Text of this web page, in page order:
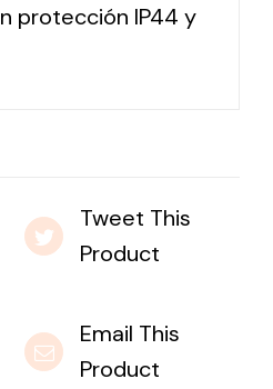
for all kinds of needs.
protección IP44 y
Tweet This
Product
Email This
Product